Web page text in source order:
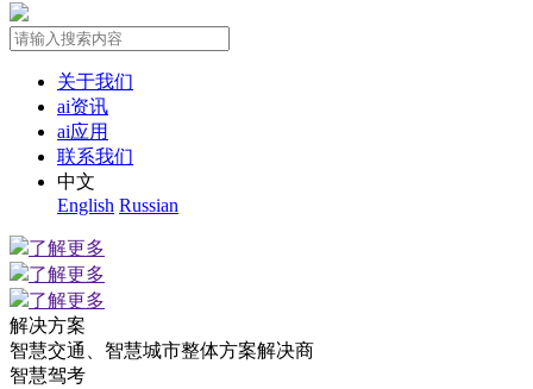
关于我们
ai资讯
ai应用
联系我们
中文
English Russian
了解更多
了解更多
了解更多
解决方案
智慧交通、智慧城市整体方案解决商
智慧驾考